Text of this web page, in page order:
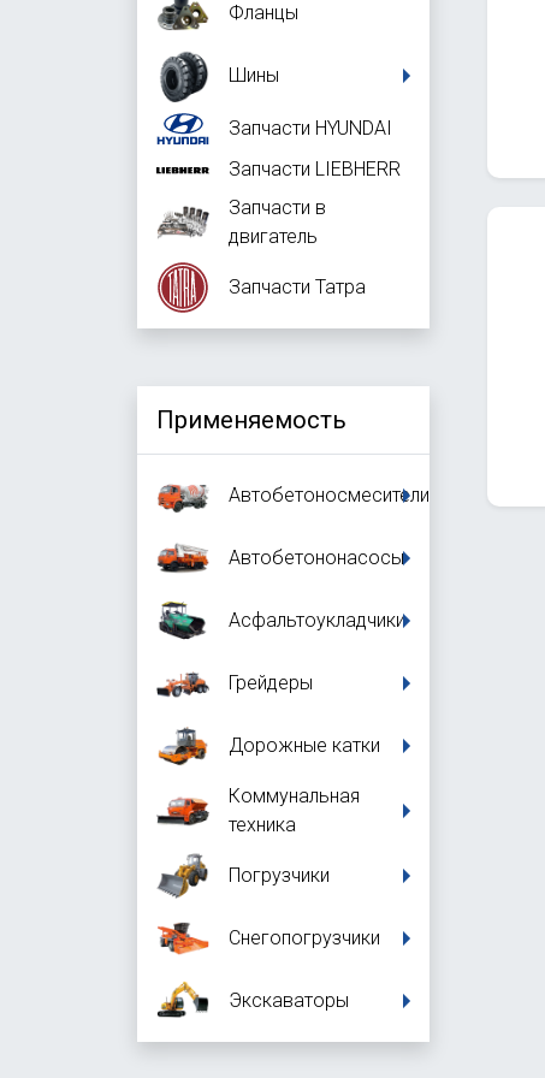
Фланцы
Шины
Запчасти HYUNDAI
Запчасти LIEBHERR
Запчасти в
двигатель
Запчасти Татра
Применяемость
Автобетоносмесители
Автобетононасосы
Асфальтоукладчики
Грейдеры
Дорожные катки
Коммунальная
техника
Погрузчики
Снегопогрузчики
Экскаваторы